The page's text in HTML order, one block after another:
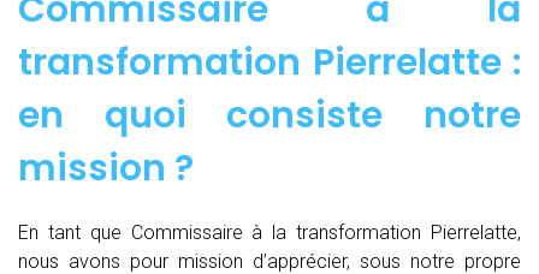
transformation Pierrelatte :
en quoi consiste notre
mission ?
En tant que Commissaire à la transformation Pierrelatte,
nous avons pour mission d’apprécier, sous notre propre